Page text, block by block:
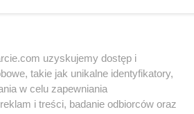
uzyskujemy dostęp i
takie jak unikalne identyfikatory,
w celu zapewniania
i treści, badanie odbiorców oraz